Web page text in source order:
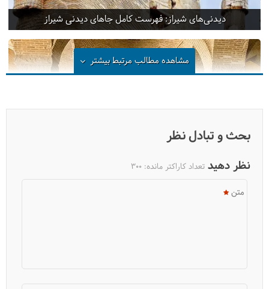
دیدنی‌های شیراز: فهرست کامل جاهای دیدنی شیراز
مشاهده مطالب مرتبطبیشتر
بحث و تبادل نظر
نظر دهید تعداد کاراکتر مانده: 300
متن